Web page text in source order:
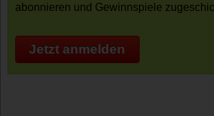
abonnieren und Gewinnspiele
Jetzt anmelden